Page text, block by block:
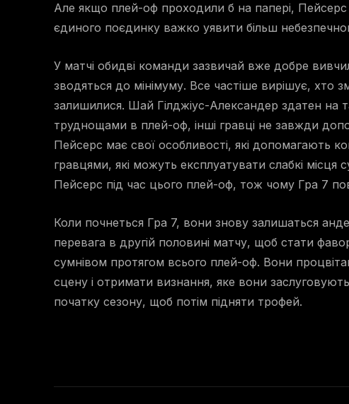
Але якщо плей-оф проходили б на папері,
єдиного поєдинку важко уявити більш
У матчі обидві команди зазвичай вже добре
зводяться до мінімуму. Все частіше вирішує, хто
залишилися. Шай Гілджіус-Александер здатен на
труднощами в плей-оф, інші гравці не завжди
Пейсерс має свої особливості, які допомагають
гравцями, які можуть експлуатувати слабкі місця
Пейсерс під час цього плей-оф, тож чому Гра 7
Коли почнеться Гра 7, вони знову залишаться
перевага в другій половині матчу, щоб стати
сумнівом протягом всього плей-оф. Вони
сцену і отримати визнання, яке вони
початку сезону, щоб потім підняти трофей.